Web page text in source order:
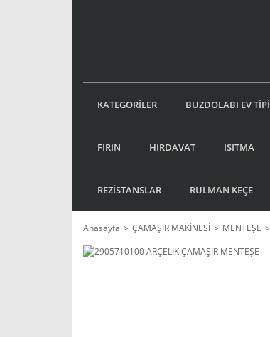
KATEGORİLER BUZDOLABI EV TİPİ
FIRIN HIRDAVAT ISITMA
REZİSTANSLAR RULMAN KEÇE
Anasayfa ÇAMAŞIR MAKİNESİ MENTEŞE